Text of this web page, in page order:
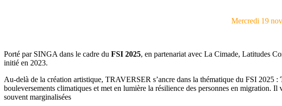
Mercredi 19
Porté par SINGA dans le cadre du FSI 2025, en partenariat avec La Cimade, Latitudes
initié en 2023.
Au-delà de la création artistique, TRAVERSER s’ancre dans la thématique du FSI 2025 :
bouleversements climatiques et met en lumière la résilience des personnes en migration.
souvent marginalisées